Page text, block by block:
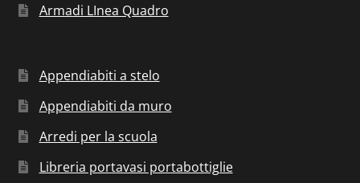
Armadi LInea Quadro
Appendiabiti a stelo
Appendiabiti da muro
Arredi per la scuola
Libreria portavasi portabottiglie